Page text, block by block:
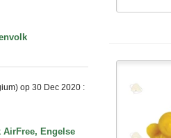
op 30 Dec 2020 :
AirFree, Engelse